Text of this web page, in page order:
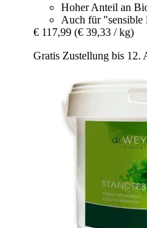
Hoher Anteil an
Auch für "sensible
€ 117,99 (€ 39,33 / kg)
Gratis Zustellung bis 12.